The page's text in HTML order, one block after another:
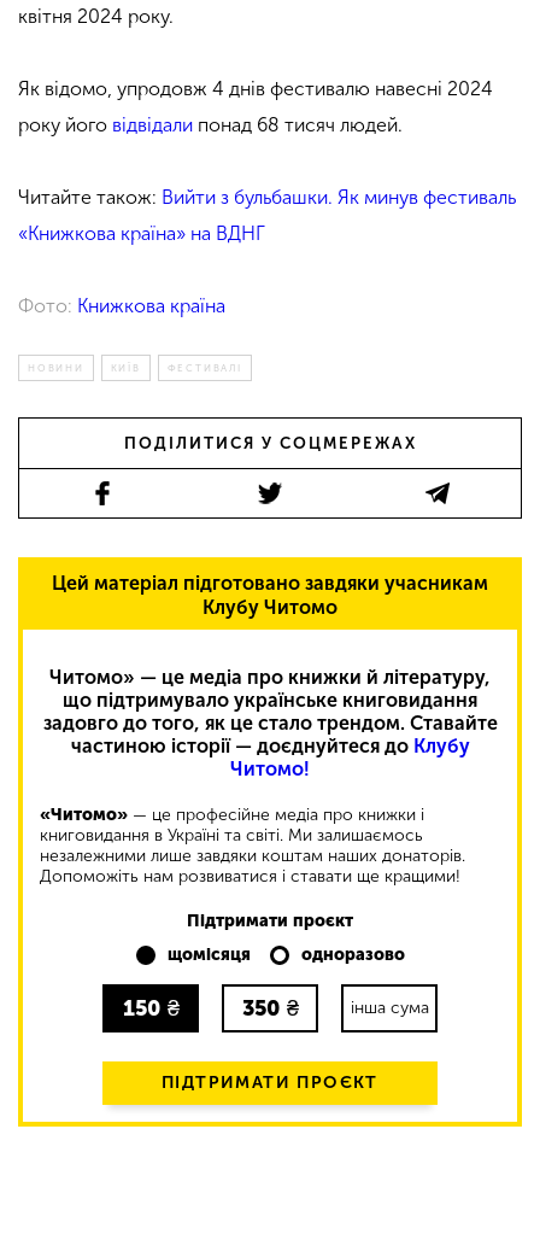
квітня 2024 року.
Як відомо, упродовж 4 днів фестивалю навесні 2024
року його відвідали понад 68 тисяч людей.
Читайте також: Вийти з бульбашки. Як минув фестиваль
«Книжкова країна» на ВДНГ
Фото: Книжкова країна
НОВИНИ КИЇВ ФЕСТИВАЛІ
ПОДІЛИТИСЯ У СОЦМЕРЕЖАХ
Цей матеріал підготовано завдяки учасникам
Клубу Читомо
Читомо» — це медіа про книжки й літературу,
що підтримувало українське книговидання
задовго до того, як це стало трендом. Ставайте
частиною історії — доєднуйтеся до Клубу
Читомо!
«Читомо» — це професійне медіа про книжки і
книговидання в Україні та світі. Ми залишаємось
незалежними лише завдяки коштам наших донаторів.
Допоможіть нам розвиватися і ставати ще кращими!
Підтримати проєкт
щомісяця
одноразово
150 ₴ 350 ₴ інша сума
ПІДТРИМАТИ ПРОЄКТ